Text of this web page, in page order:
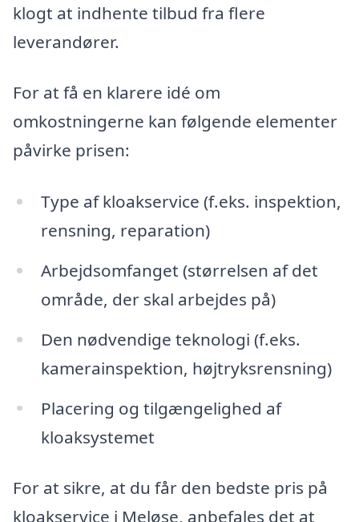
klogt at indhente tilbud fra flere
leverandører.
For at få en klarere idé om
omkostningerne kan følgende elementer
påvirke prisen:
Type af kloakservice (f.eks. inspektion,
rensning, reparation)
Arbejdsomfanget (størrelsen af det
område, der skal arbejdes på)
Den nødvendige teknologi (f.eks.
kamerainspektion, højtryksrensning)
Placering og tilgængelighed af
kloaksystemet
For at sikre, at du får den bedste pris på
kloakservice i Meløse, anbefales det at